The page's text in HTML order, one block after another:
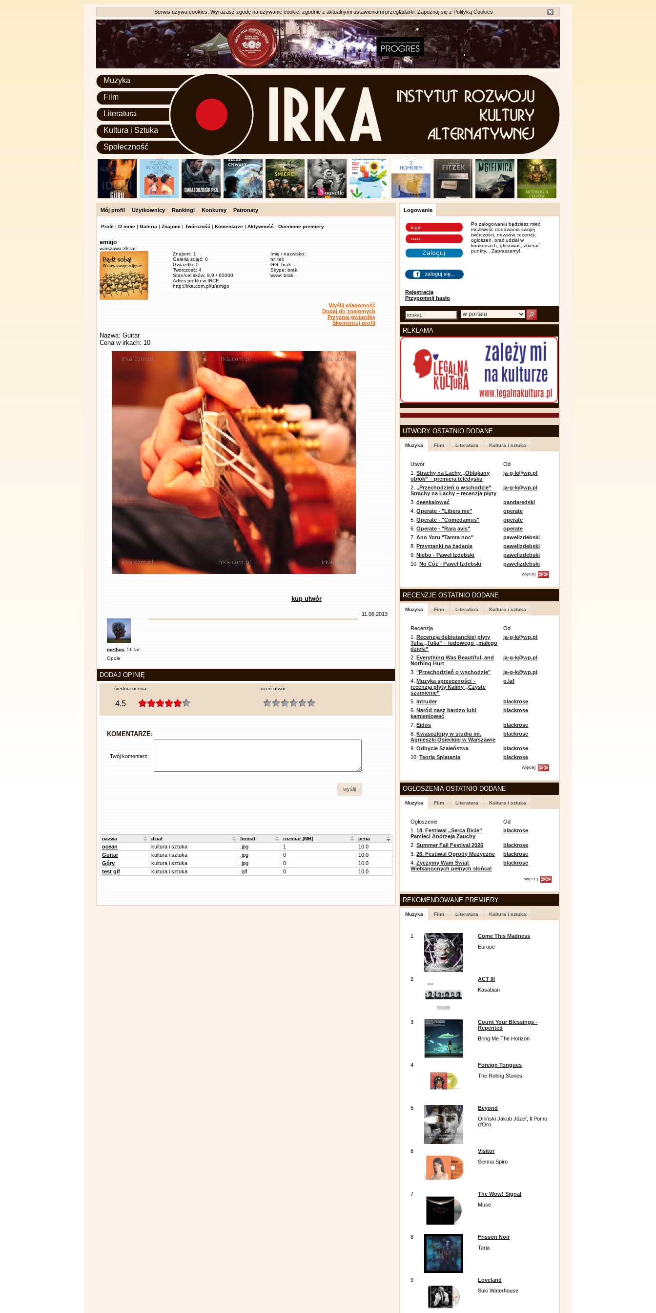
Serwis używa cookies. Wyrażasz zgodę na używanie cookie, zgodnie z aktualnymi ustawieniami przeglądarki. Zapoznaj się z Polityką Cookies
Muzyka
Film
Literatura
Kultura i Sztuka
Społeczność
Mój profil Użytkownicy Rankingi Konkursy Patronaty
Profil | O mnie | Galeria | Znajomi | Twórczość | Komentarze | Aktywność | Ocenione premiery
amigo
warszawa, 38 lat
Znajomi: 1
Galeria zdjęć: 0
Gwiazdki: 0
Twórczość: 4
Stan/cel irków: 9,9 / 60000
Adres profilu w IRCE:
http://irka.com.pl/u/amigo
Imię i nazwisko:
nr. tel:
GG: brak
Skype: brak
www: brak
Wyślij wiadomość
Dodaj do znajomych
Przyznaj gwiazdkę
Skomentuj profil
Nazwa: Guitar
Cena w irkach: 10
kup utwór
11.06.2013
methos 56 lat
Opole
DODAJ OPINIĘ
średnia ocena:
4.5
oceń utwór:
KOMENTARZE:
Twój komentarz:
wyślij
nazwa dział format rozmiar [MB] cena
ocean kultura i sztuka .jpg 1
10.0
Guitar
kultura i sztuka .jpg 0
10.0
Góry
kultura i sztuka .jpg 0
10.0
test gif
kultura i sztuka .gif 0 10.0
Logowanie
Rejestracja
Przypomnij hasło
Po zalogowaniu będziesz mieć
możliwośc dodawania swojej
twórczości, newsów, recenzji,
ogłoszeń, brać udział w
konkursach, głosować, zbierać
punkty... Zapraszamy!
REKLAMA
UTWORY OSTATNIO DODANE
Muzyka Film Literatura Kultura i sztuka
Utwór
Od
1.Strachy na Lachy „Obłąkany
obłok” – premiera teledysku
ja-g-k@wp.pl
2.„Przechodzień o wschodzie”
Strachy na Lachy – recenzja płyty
ja-g-k@wp.pl
3.deeskalować
pandaredski
4.Operate - "Libera me"
operate
5.Operate - "Comedamus"
operate
6.Operate - "Rara avis"
operate
7.Ano Yoru "Tamta noc"
pawelizdebski
8.Przystanki na żądanie
pawelizdebski
9.Niebo - Paweł Izdebski
pawelizdebski
10.No Cóż - Paweł Izdebski pawelizdebski
więcej
RECENZJE OSTATNIO DODANE
Muzyka Film Literatura Kultura i sztuka
Recenzja
Od
1.Recenzja debiutanckiej płyty
Tulia „Tulia” – ludowego „małego
dzieła”
ja-g-k@wp.pl
2.Everything Was Beautiful, and
Nothing Hurt
ja-g-k@wp.pl
3."Przechodzień o wschodzie"
ja-g-k@wp.pl
4.Muzyka sprzeczności –
recenzja płyty Kaliny „Czyste
szumienie”
o.laf
5.Intruder
blackrose
6.Naród nasz bardzo lubi
kamieniować
blackrose
7.Eidos
blackrose
8.Kwasożłopy w studiu im.
Agnieszki Osieckiej w Warszawie
blackrose
9.Odbycie Szaleństwa
blackrose
10.Teoria Splątania blackrose
więcej
OGŁOSZENIA OSTATNIO DODANE
Muzyka Film Literatura Kultura i sztuka
Ogłoszenie
Od
1.18. Festiwal „Serca Bicie”
Pamięci Andrzeja Zauchy
blackrose
2.Summer Fall Festival 2026
blackrose
3.26. Festiwal Ogrody Muzyczne
blackrose
4.Życzymy Wam Świąt
Wielkanocnych pełnych słońca!
blackrose
więcej
REKOMENDOWANE PREMIERY
Muzyka Film Literatura Kultura i sztuka
1
Come This Madness
Europe
2
ACT III
Kasabian
3
Count Your Blessings -
Repented
Bring Me The Horizon
4
Foreign Tongues
The Rolling Stones
5
Beyond
Orliński Jakub Józef, Il Pomo
d'Oro
6
Visitor
Sienna Spiro
7
The Wow! Signal
Muse
8
Frisson Noir
Tarja
9
Loveland
Suki Waterhouse